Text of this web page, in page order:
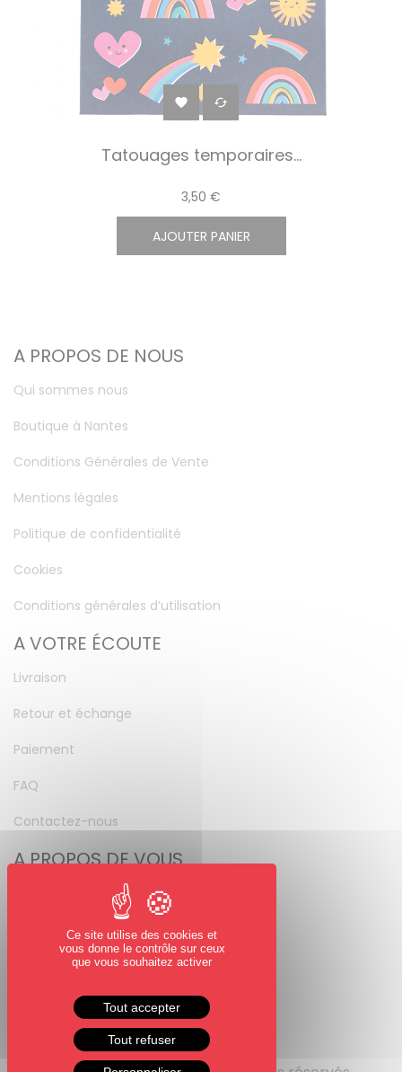
 
Tatouages temporaires...
3,50 €
AJOUTER PANIER
A PROPOS DE NOUS
Qui sommes nous
Boutique à Nantes
Conditions Générales de Vente
Mentions légales
Politique de confidentialité
Cookies
Conditions générales d’utilisation
A VOTRE ÉCOUTE
Livraison
Retour et échange
Paiement
FAQ
Contactez-nous
A PROPOS DE VOUS
Mot de passe perdu
NOUS SUIVRE
Facebook
Instagram
Ce site utilise des cookies et
vous donne le contrôle sur ceux
que vous souhaitez activer
Tout accepter
Tout refuser